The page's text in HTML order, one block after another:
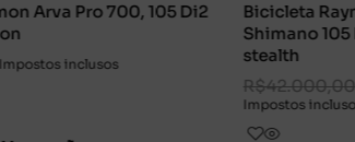
Raymon Kirana Pro 700C, 24V
105 Di2, 25/26 turquoise
24S
R$